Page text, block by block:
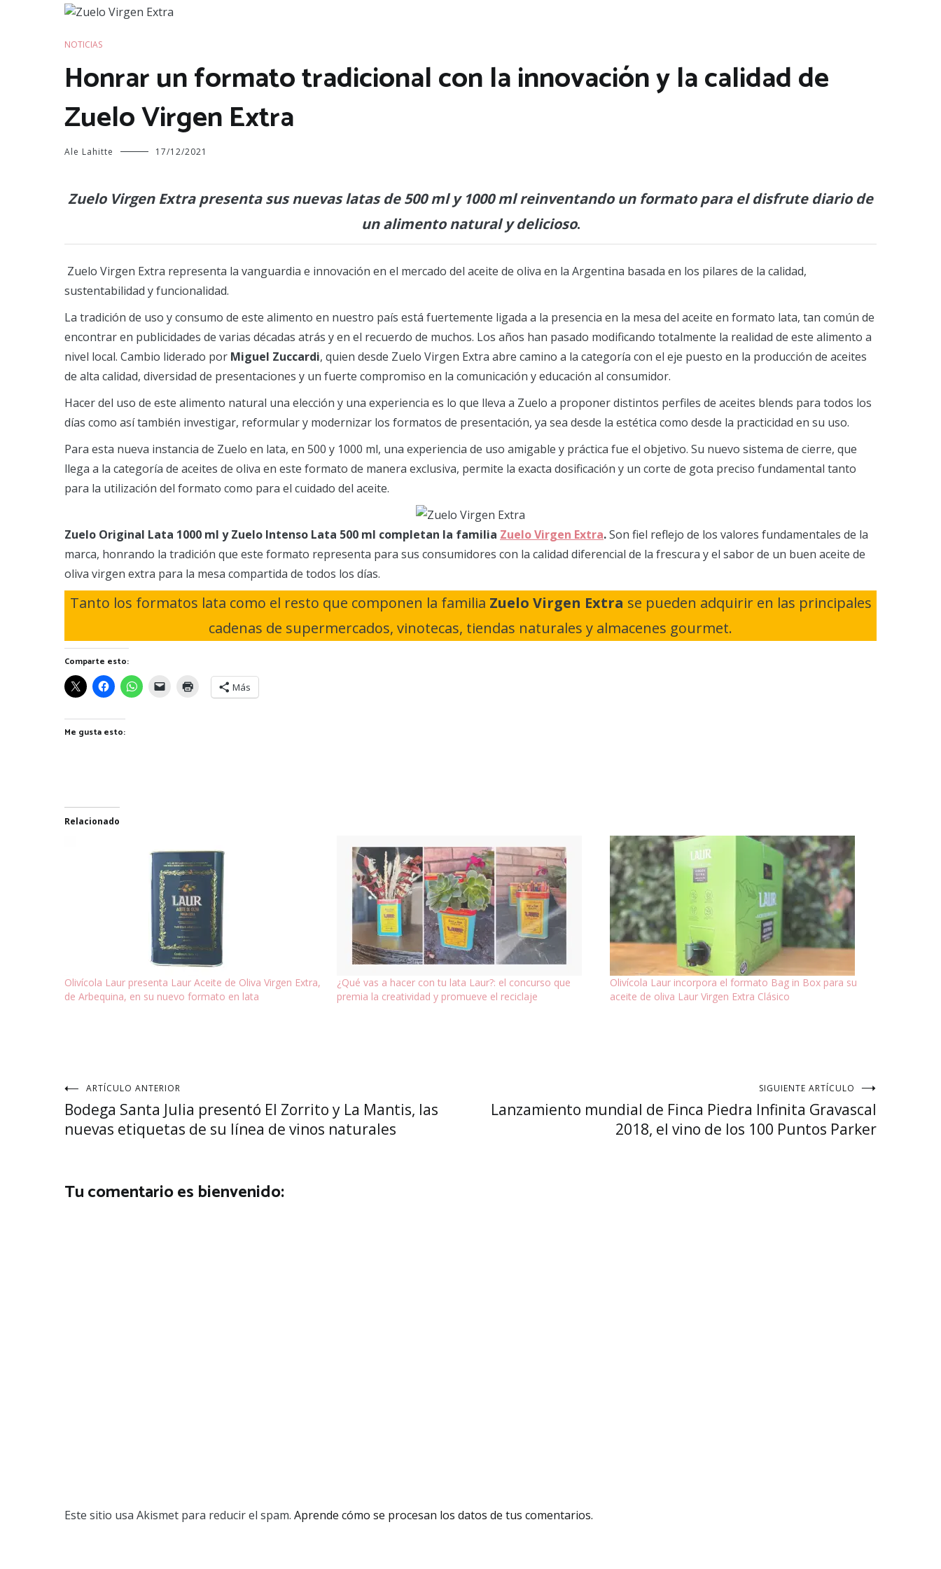
NOTICIAS
Honrar un formato tradicional con la innovación y la calidad de
Zuelo Virgen Extra
Ale Lahitte 17/12/2021
Zuelo Virgen Extra presenta sus nuevas latas de 500 ml y 1000 ml reinventando un formato para el disfrute diario de
un alimento natural y delicioso.
Zuelo Virgen Extra representa la vanguardia e innovación en el mercado del aceite de oliva en la Argentina basada en los pilares de la calidad,
sustentabilidad y funcionalidad.
La tradición de uso y consumo de este alimento en nuestro país está fuertemente ligada a la presencia en la mesa del aceite en formato lata, tan común de
encontrar en publicidades de varias décadas atrás y en el recuerdo de muchos. Los años han pasado modificando totalmente la realidad de este alimento a
nivel local. Cambio liderado por Miguel Zuccardi, quien desde Zuelo Virgen Extra abre camino a la categoría con el eje puesto en la producción de aceites
de alta calidad, diversidad de presentaciones y un fuerte compromiso en la comunicación y educación al consumidor.
Hacer del uso de este alimento natural una elección y una experiencia es lo que lleva a Zuelo a proponer distintos perfiles de aceites blends para todos los
días como así también investigar, reformular y modernizar los formatos de presentación, ya sea desde la estética como desde la practicidad en su uso.
Para esta nueva instancia de Zuelo en lata, en 500 y 1000 ml, una experiencia de uso amigable y práctica fue el objetivo. Su nuevo sistema de cierre, que
llega a la categoría de aceites de oliva en este formato de manera exclusiva, permite la exacta dosificación y un corte de gota preciso fundamental tanto
para la utilización del formato como para el cuidado del aceite.
Zuelo Original Lata 1000 ml y Zuelo Intenso Lata 500 ml completan la familia Zuelo Virgen Extra.Son fiel reflejo de los valores fundamentales de la
marca, honrando la tradición que este formato representa para sus consumidores con la calidad diferencial de la frescura y el sabor de un buen aceite de
oliva virgen extra para la mesa compartida de todos los días.
Tanto los formatos lata como el resto que componen la familia Zuelo Virgen Extra se pueden adquirir en las principales
cadenas de supermercados, vinotecas, tiendas naturales y almacenes gourmet.
Comparte esto:
Más
Me gusta esto:
Relacionado
Olivícola Laur presenta Laur Aceite de Oliva Virgen Extra,
de Arbequina, en su nuevo formato en lata
¿Qué vas a hacer con tu lata Laur?: el concurso que
premia la creatividad y promueve el reciclaje
Olivícola Laur incorpora el formato Bag in Box para su
aceite de oliva Laur Virgen Extra Clásico
Navegación
de
ARTÍCULO ANTERIOR
Bodega Santa Julia presentó El Zorrito y La Mantis, las
nuevas etiquetas de su línea de vinos naturales
SIGUIENTE ARTÍCULO
Lanzamiento mundial de Finca Piedra Infinita Gravascal
2018, el vino de los 100 Puntos Parker
Tu comentario es bienvenido:
Este sitio usa Akismet para reducir el spam. Aprende cómo se procesan los datos de tus comentarios.